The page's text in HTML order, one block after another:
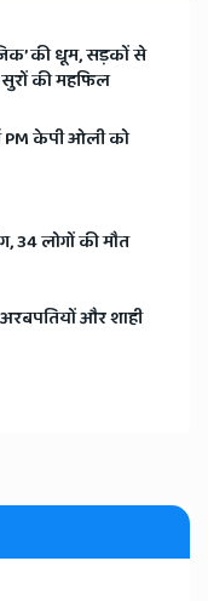
की धूम, सड़कों से
की महफिल
PM केपी ओली को
34 लोगों की मौत
और शाही